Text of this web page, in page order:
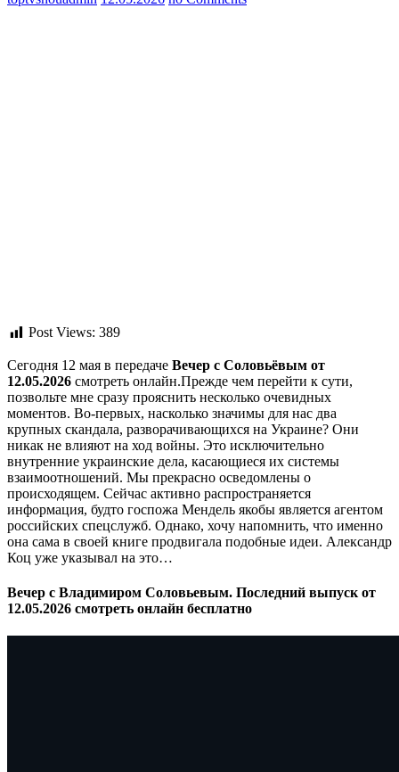
Post Views: 389
Сегодня 12 мая в передаче Вечер с Соловьёвым от
12.05.2026 смотреть онлайн.Прежде чем перейти к сути,
позвольте мне сразу прояснить несколько очевидных
моментов. Во-первых, насколько значимы для нас два
крупных скандала, разворачивающихся на Украине? Они
никак не влияют на ход войны. Это исключительно
внутренние украинские дела, касающиеся их системы
взаимоотношений. Мы прекрасно осведомлены о
происходящем. Сейчас активно распространяется
информация, будто госпожа Мендель якобы является агентом
российских спецслужб. Однако, хочу напомнить, что именно
она сама в своей книге продвигала подобные идеи. Александр
Коц уже указывал на это…
Вечер с Владимиром Соловьевым. Последний выпуск от
12.05.2026 смотреть онлайн бесплатно